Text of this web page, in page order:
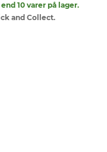
10 varer på lager.
and Collect.